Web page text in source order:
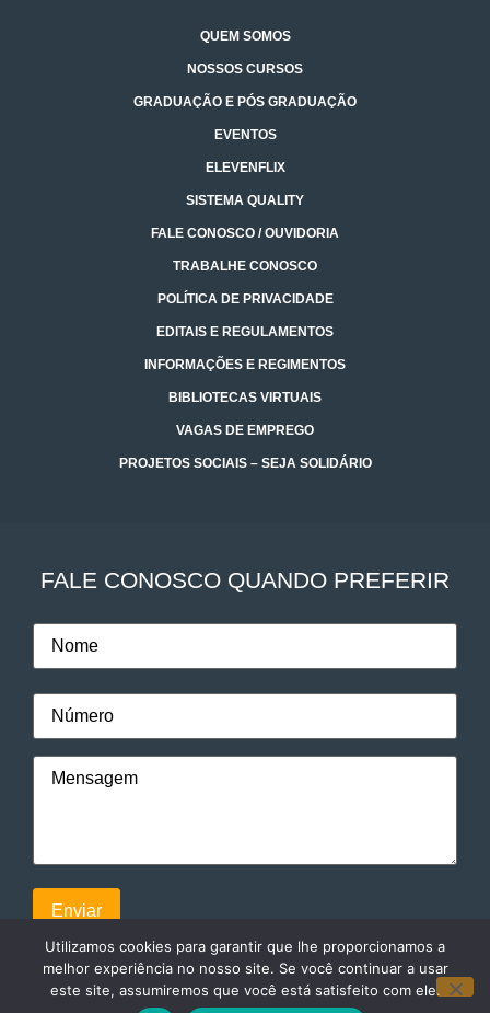
QUEM SOMOS
NOSSOS CURSOS
GRADUAÇÃO E PÓS GRADUAÇÃO
EVENTOS
ELEVENFLIX
SISTEMA QUALITY
FALE CONOSCO / OUVIDORIA
TRABALHE CONOSCO
POLÍTICA DE PRIVACIDADE
EDITAIS E REGULAMENTOS
INFORMAÇÕES E REGIMENTOS
BIBLIOTECAS VIRTUAIS
VAGAS DE EMPREGO
PROJETOS SOCIAIS – SEJA SOLIDÁRIO
FALE CONOSCO QUANDO PREFERIR
Utilizamos cookies para garantir que lhe proporcionamos a
melhor experiência no nosso site. Se você continuar a usar
este site, assumiremos que você está satisfeito com ele.